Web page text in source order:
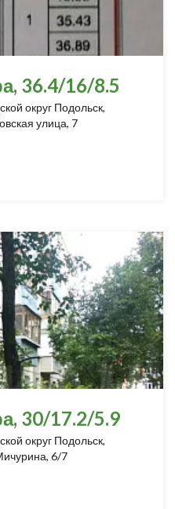
36.4/16/8.5
округ Подольск,
улица, 7
30/17.2/5.9
округ Подольск,
6/7